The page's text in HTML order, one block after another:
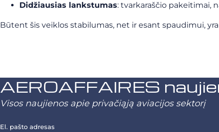
Didžiausias lankstumas: tvarkaraščio pakeitimai,
Būtent šis veiklos stabilumas, net ir esant spaudimui,
AEROAFFAIRES
Visos naujienos apie privačiąją aviacijos sektorį
El. pašto adresas